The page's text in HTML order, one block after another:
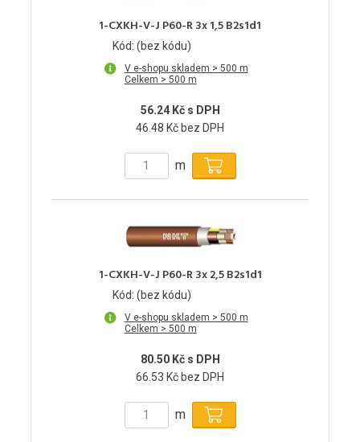
1-CXKH-V-J P60-R 3x 1,5 B2s1d1
Kód: (bez kódu)
V e-shopu skladem > 500 m
Celkem > 500 m
56.24 Kč s DPH
46.48 Kč bez DPH
m
1-CXKH-V-J P60-R 3x 2,5 B2s1d1
Kód: (bez kódu)
V e-shopu skladem > 500 m
Celkem > 500 m
80.50 Kč s DPH
66.53 Kč bez DPH
m